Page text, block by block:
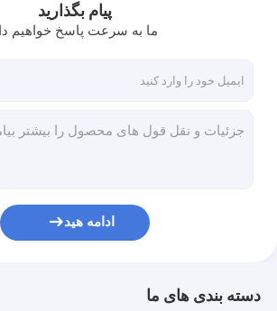
پیام بگذارید
ما به سرعت پاسخ خواهیم
ادامه هید
دسته بندی های ما